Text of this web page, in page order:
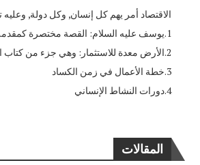
الاقتصاد أمر يهم كل إنسان, وكل دولة,
1.يوسف عليه السلام: القصة مختصرة كمقدمة لدراسة السورة من زاوية الإصلاح الاقتصادي
2.الأرض معدة للاستثمار: وهي جزء من كتاب الله دليلي في إدارة أعمالي
3.خطة الأعمال في زمن الكساد
4.دورات النشاط الإنساني
المقالات